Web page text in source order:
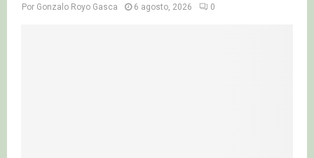
Por Gonzalo Royo Gasca 6 agosto, 2026 0